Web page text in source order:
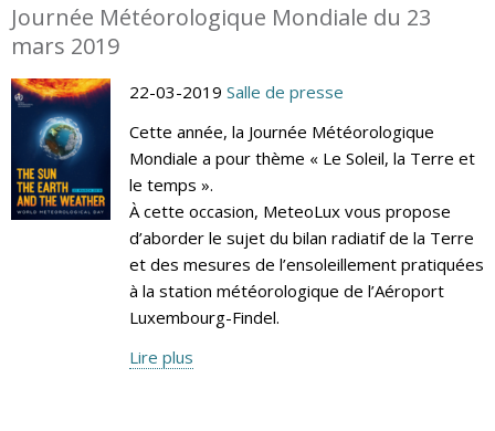
Journée Météorologique Mondiale du 23
mars 2019
22-03-2019 Salle de presse
Cette année, la Journée Météorologique
Mondiale a pour thème « Le Soleil, la Terre et
le temps ».
À cette occasion, MeteoLux vous propose
d’aborder le sujet du bilan radiatif de la Terre
et des mesures de l’ensoleillement pratiquées
à la station météorologique de l’Aéroport
Luxembourg-Findel.
Lire plus